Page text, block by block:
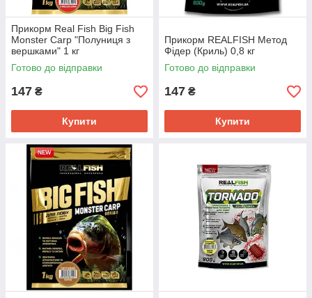
Прикорм Real Fish Big Fish
Monster Carp "Полуниця з
вершками" 1 кг
Готово до відправки
147 ₴
Купити
Прикорм REALFISH Метод
Фідер (Криль) 0,8 кг
Готово до відправки
147 ₴
Купити